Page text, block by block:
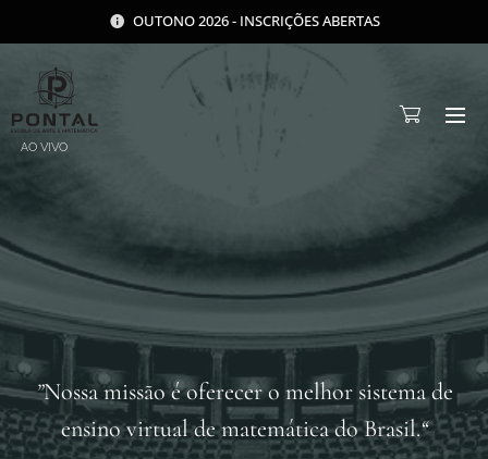
OUTONO 2026 - INSCRIÇÕES ABERTAS
AO VIVO
”Nossa missão é oferecer o melhor sistema de
ensino virtual de matemática do Brasil.“